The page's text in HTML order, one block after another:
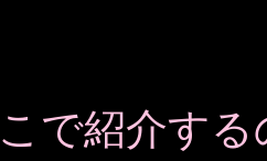
で紹介する